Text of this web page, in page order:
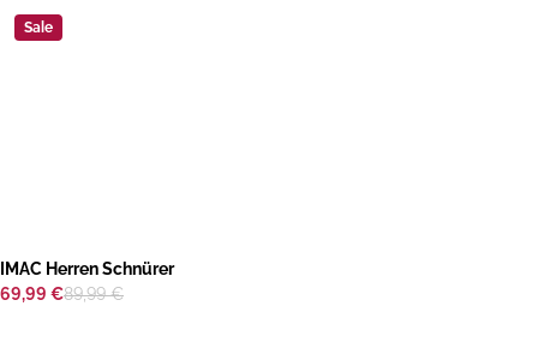
Sale
IMAC Herren Schnürer
69,99 €89,99 €